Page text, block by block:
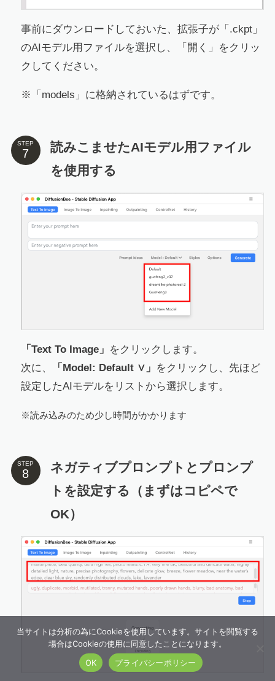
事前にダウンロードしておいた、拡張子が「.ckpt」
のAIモデル用ファイルを選択し、「開く」をクリッ
クしてください。
※「models」に格納されているはずです。
STEP
読みこませたAIモデル用ファイル
を使用する
「Text To Image」 をクリックします。
次に、
「Model: Default ∨」 をクリックし、先ほど
設定したAIモデルをリストから選択します。
※読み込みのため少し時間がかかります
STEP
ネガティブプロンプトとプロンプ
トを設定する（まずはコピペで
OK）
当サイトは分析の為にCookieを使用しています。サイトを閲覧する
場合はCookieの使用に同意したことになります。
OK
プライバシーポリシー